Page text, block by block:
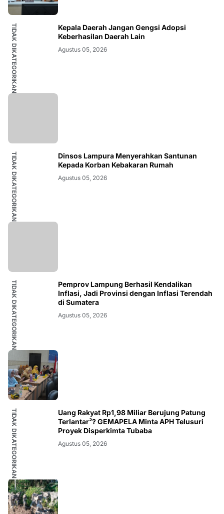
TIDAK DIKATEGORIKAN
Kepala Daerah Jangan Gengsi Adopsi
Keberhasilan Daerah Lain
Agustus 05, 2026
TIDAK DIKATEGORIKAN
Dinsos Lampura Menyerahkan Santunan
Kepada Korban Kebakaran Rumah
Agustus 05, 2026
TIDAK DIKATEGORIKAN
Pemprov Lampung Berhasil Kendalikan
Inflasi, Jadi Provinsi dengan Inflasi Terendah
di Sumatera
Agustus 05, 2026
TIDAK DIKATEGORIKAN
Uang Rakyat Rp1,98 Miliar Berujung Patung
Terlantar²? GEMAPELA Minta APH Telusuri
Proyek Disperkimta Tubaba
Agustus 05, 2026